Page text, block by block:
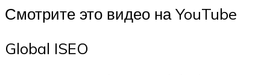
Смотрите это видео на YouTube
Global ISEO